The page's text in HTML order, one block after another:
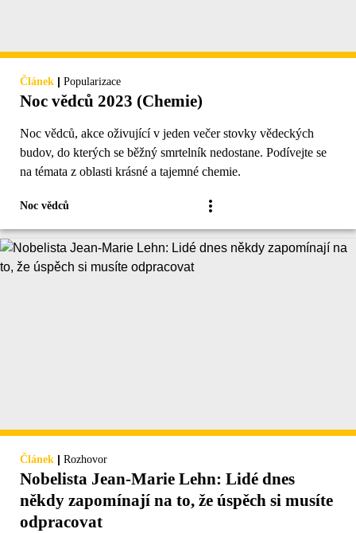
Článek | Popularizace
Noc vědců 2023 (Chemie)
Noc vědců, akce oživující v jeden večer stovky vědeckých
budov, do kterých se běžný smrtelník nedostane. Podívejte se
na témata z oblasti krásné a tajemné chemie.
Noc vědců
Článek | Rozhovor
Nobelista Jean-Marie Lehn: Lidé dnes
někdy zapomínají na to, že úspěch si musíte
odpracovat